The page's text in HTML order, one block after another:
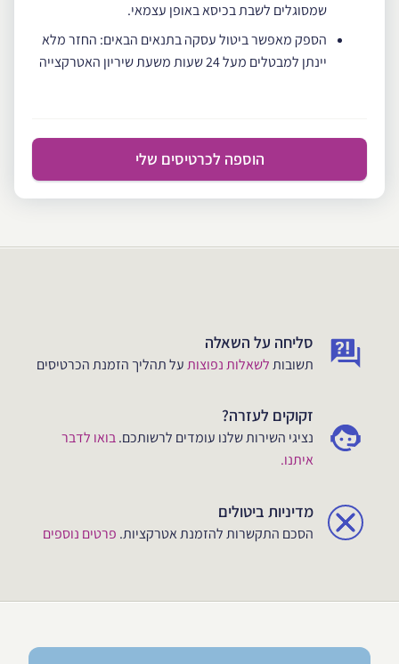
שמסוגלים לשבת בכיסא באופן עצמאי.
הספק מאפשר ביטול עסקה בתנאים הבאים: החזר מלא
יינתן למבטלים מעל 24 שעות משעת שיריון האטרקצייה
הוספה לכרטיסים שלי
סליחה על השאלה
תשובותלשאלות נפוצותעל תהליך הזמנת הכרטיסים
זקוקים לעזרה?
נציגי השירות שלנו עומדים לרשותכם.בואו לדבר
איתנו.
מדיניות ביטולים
הסכם התקשרות להזמנת אטרקציות. פרטים נוספים